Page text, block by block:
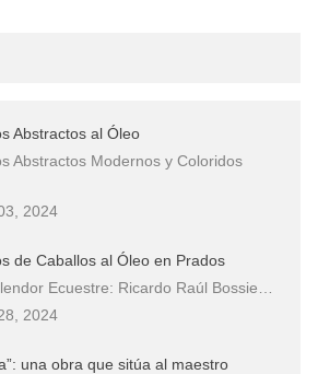
Abstractos al Óleo
Abstractos Modernos y Coloridos
2024
de Caballos al Óleo en Prados
Ecuestre: Ricardo Raúl Bossie…
2024
una obra que sitúa al maestro